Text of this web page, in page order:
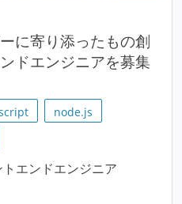
に寄り添ったもの創
ドエンジニアを募集
node.js
エンドエンジニア